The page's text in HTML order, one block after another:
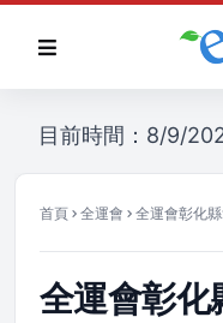
目前時間：8/9/
首頁 全運會 全運會彰化
全運會彰化